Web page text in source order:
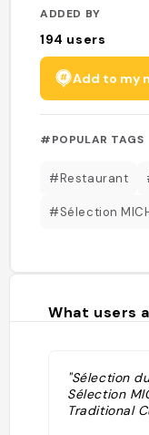
ADDED BY
194 users
Add to my
#POPULAR TAGS
#Restaurant
#Sélection
What users
"Sélection
Sélection
Traditional